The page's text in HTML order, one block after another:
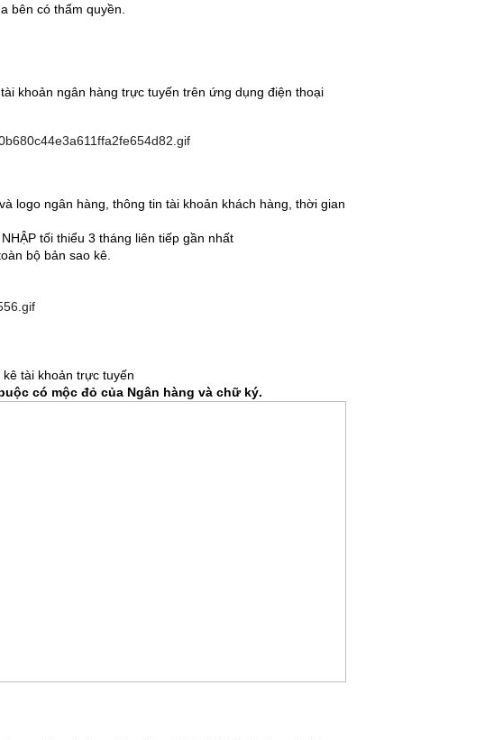
bên có thẩm quyền.
khoản ngân hàng trực tuyến trên ứng dụng điện thoại
logo ngân hàng, thông tin tài khoản khách hàng, thời gian
tối thiểu 3 tháng liên tiếp gần nhất
bộ bản sao kê.
tài khoản trực tuyến
có mộc đỏ của Ngân hàng và chữ ký.